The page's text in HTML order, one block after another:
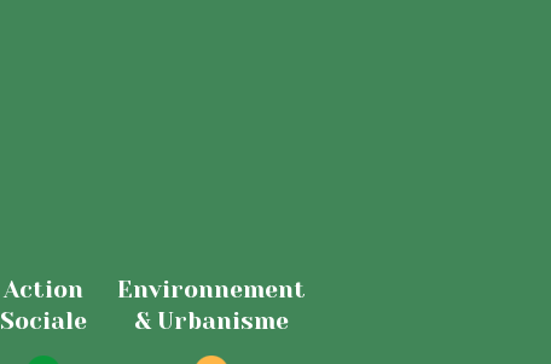
Action
Sociale
Environnement
& Urbanisme